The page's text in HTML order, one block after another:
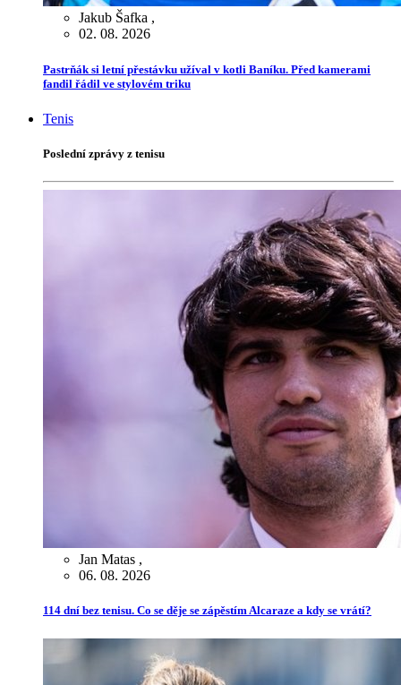
Jakub Šafka ,
02. 08. 2026
Pastrňák si letní přestávku užíval v kotli Baníku. Před kamerami
fandil řádil ve stylovém triku
Tenis
Poslední zprávy z tenisu
Jan Matas ,
06. 08. 2026
114 dní bez tenisu. Co se děje se zápěstím Alcaraze a kdy se vrátí?